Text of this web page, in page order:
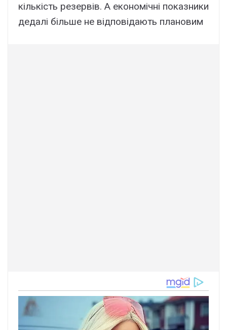
кількість резервів. А економічні показники
дедалі більше не відповідають плановим